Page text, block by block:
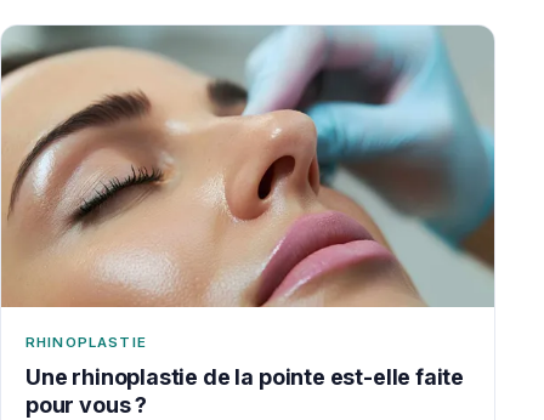
RHINOPLASTIE
Une rhinoplastie de la pointe est-elle faite
pour vous ?